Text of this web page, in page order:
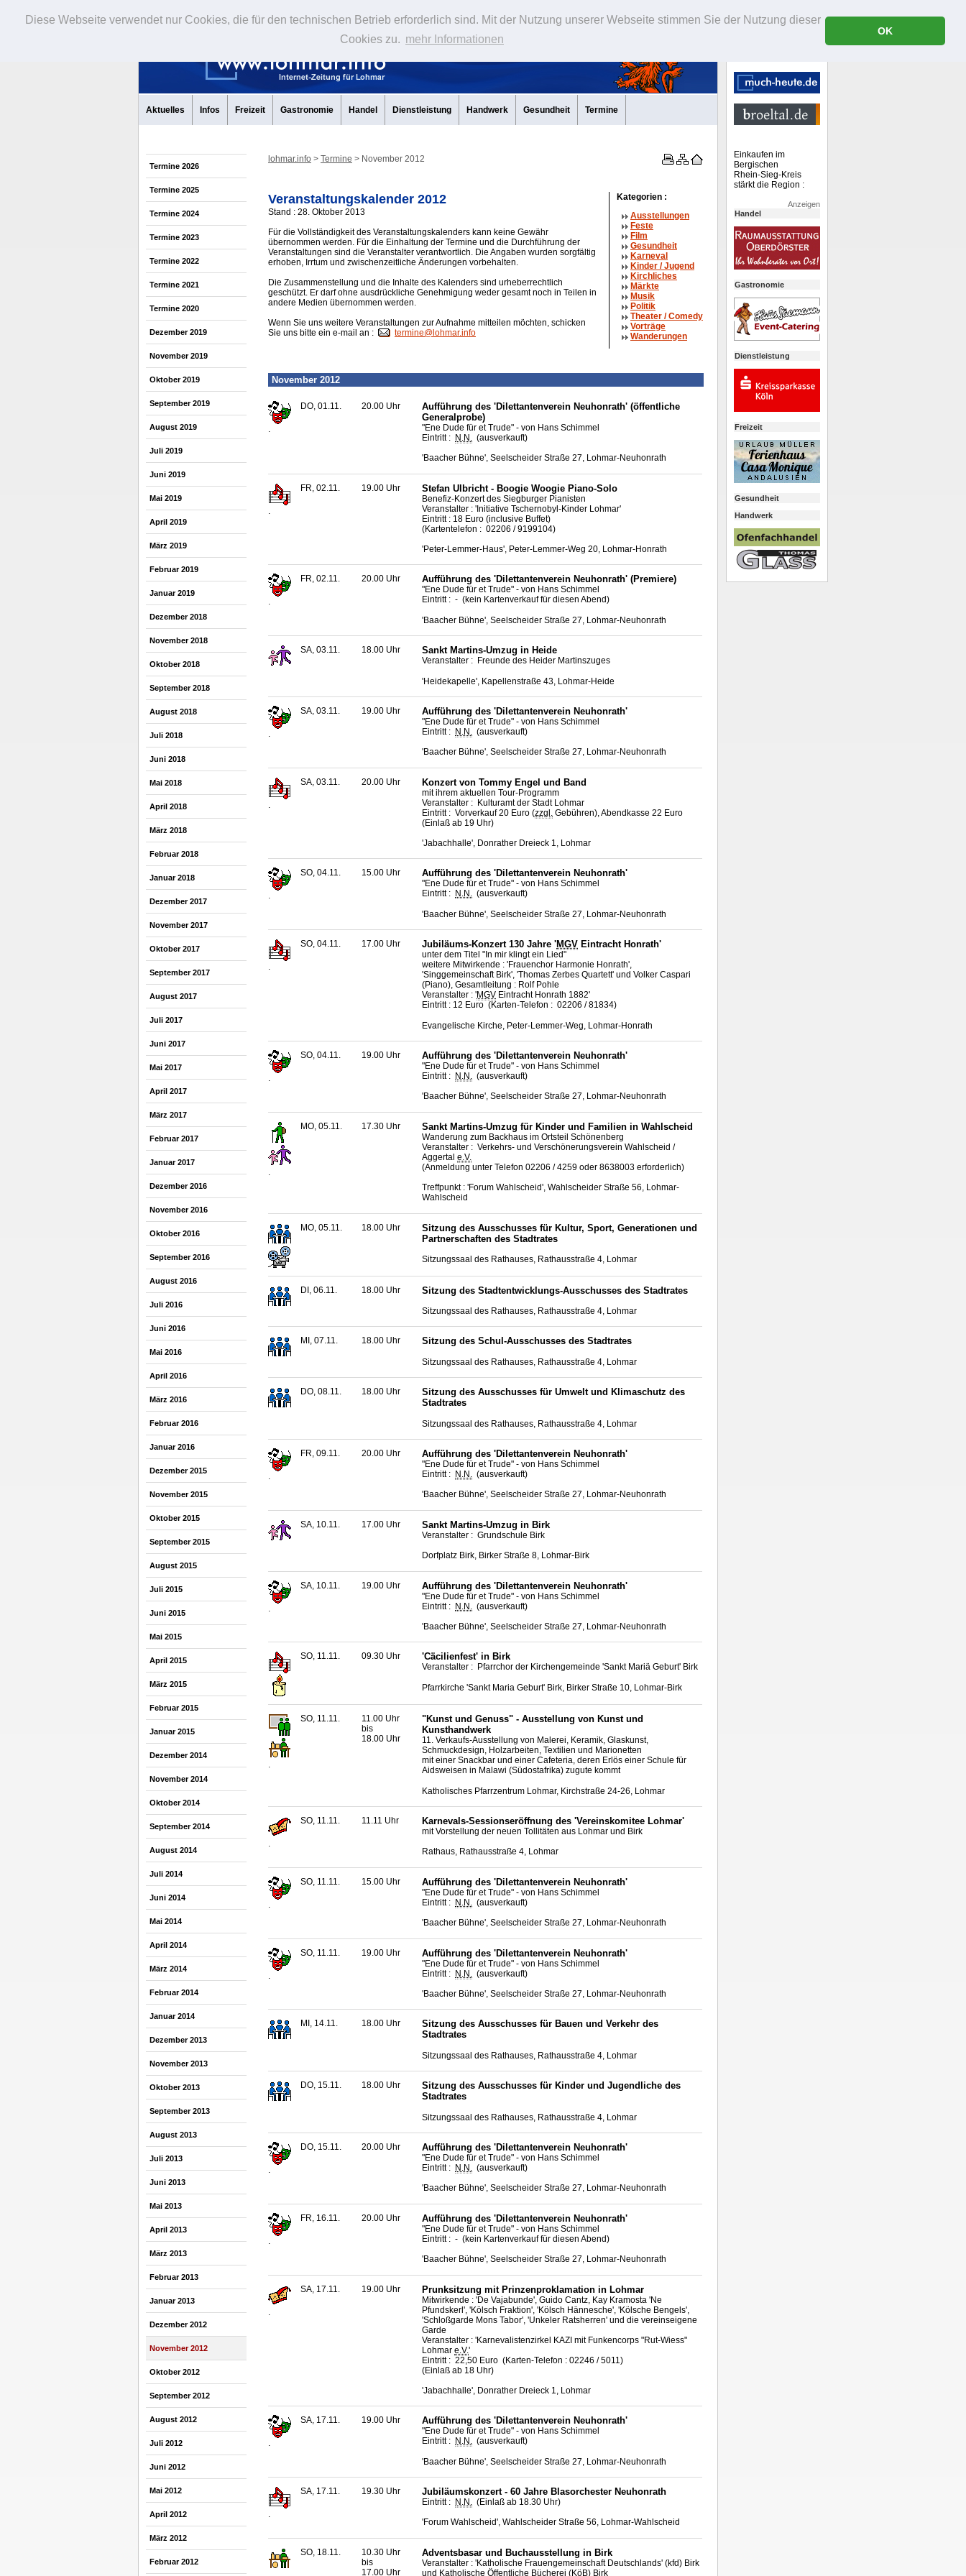
Diese Webseite verwendet nur Cookies, die für den technischen Betrieb erforderlich sind. Mit der Nutzung unserer Webseite stimmen Sie der Nutzung dieser
Cookies zu. mehr Informationen
OK
Aktuelles Infos Freizeit Gastronomie Handel Dienstleistung Handwerk Gesundheit Termine
Termine 2026
Termine 2025
Termine 2024
Termine 2023
Termine 2022
Termine 2021
Termine 2020
Dezember 2019
November 2019
Oktober 2019
September 2019
August 2019
Juli 2019
Juni 2019
Mai 2019
April 2019
März 2019
Februar 2019
Januar 2019
Dezember 2018
November 2018
Oktober 2018
September 2018
August 2018
Juli 2018
Juni 2018
Mai 2018
April 2018
März 2018
Februar 2018
Januar 2018
Dezember 2017
November 2017
Oktober 2017
September 2017
August 2017
Juli 2017
Juni 2017
Mai 2017
April 2017
März 2017
Februar 2017
Januar 2017
Dezember 2016
November 2016
Oktober 2016
September 2016
August 2016
Juli 2016
Juni 2016
Mai 2016
April 2016
März 2016
Februar 2016
Januar 2016
Dezember 2015
November 2015
Oktober 2015
September 2015
August 2015
Juli 2015
Juni 2015
Mai 2015
April 2015
März 2015
Februar 2015
Januar 2015
Dezember 2014
November 2014
Oktober 2014
September 2014
August 2014
Juli 2014
Juni 2014
Mai 2014
April 2014
März 2014
Februar 2014
Januar 2014
Dezember 2013
November 2013
Oktober 2013
September 2013
August 2013
Juli 2013
Juni 2013
Mai 2013
April 2013
März 2013
Februar 2013
Januar 2013
Dezember 2012
November 2012
Oktober 2012
September 2012
August 2012
Juli 2012
Juni 2012
Mai 2012
April 2012
März 2012
Februar 2012
lohmar.info > Termine > November 2012
Veranstaltungskalender 2012
Stand : 28. Oktober 2013
Für die Vollständigkeit des Veranstaltungskalenders kann keine Gewähr
übernommen werden. Für die Einhaltung der Termine und die Durchführung der
Veranstaltungen sind die Veranstalter verantwortlich. Die Angaben wurden sorgfältig
erhoben, Irrtum und zwischenzeitliche Änderungen vorbehalten.
Die Zusammenstellung und die Inhalte des Kalenders sind urheberrechtlich
geschützt. Er darf ohne ausdrückliche Genehmigung weder gesamt noch in Teilen in
andere Medien übernommen werden.
Wenn Sie uns weitere Veranstaltungen zur Aufnahme mitteilen möchten, schicken
Sie uns bitte ein e-mail an :
termine@lohmar.info
Kategorien :
Ausstellungen
Feste
Film
Gesundheit
Karneval
Kinder / Jugend
Kirchliches
Märkte
Musik
Politik
Theater /Comedy
Vorträge
Wanderungen
November 2012
DO, 01.11. 20.00 Uhr
Aufführung des 'Dilettantenverein Neuhonrath' (öffentliche
Generalprobe)
"Ene Dude für et Trude" - von Hans Schimmel
Eintritt : N.N. (ausverkauft)
'Baacher Bühne', Seelscheider Straße 27, Lohmar-Neuhonrath
FR, 02.11. 19.00 Uhr Stefan Ulbricht - Boogie Woogie Piano-Solo
Benefiz-Konzert des Siegburger Pianisten
Veranstalter : 'Initiative Tschernobyl-Kinder Lohmar'
Eintritt : 18 Euro (inclusive Buffet)
(Kartentelefon : 02206 / 9199104)
'Peter-Lemmer-Haus', Peter-Lemmer-Weg 20, Lohmar-Honrath
.
FR, 02.11. 20.00 Uhr Aufführung des 'Dilettantenverein Neuhonrath' (Premiere)
"Ene Dude für et Trude" - von Hans Schimmel
Eintritt : - (kein Kartenverkauf für diesen Abend)
'Baacher Bühne', Seelscheider Straße 27, Lohmar-Neuhonrath
SA, 03.11. 18.00 Uhr Sankt Martins-Umzug in Heide
Veranstalter : Freunde des Heider Martinszuges
'Heidekapelle', Kapellenstraße 43, Lohmar-Heide
.
SA, 03.11. 19.00 Uhr Aufführung des 'Dilettantenverein Neuhonrath'
"Ene Dude für et Trude" - von Hans Schimmel
Eintritt : N.N. (ausverkauft)
'Baacher Bühne', Seelscheider Straße 27, Lohmar-Neuhonrath
SA, 03.11. 20.00 Uhr Konzert von Tommy Engel und Band
mit ihrem aktuellen Tour-Programm
Veranstalter : Kulturamt der Stadt Lohmar
Eintritt : Vorverkauf 20 Euro (zzgl. Gebühren), Abendkasse 22 Euro
(Einlaß ab 19 Uhr)
'Jabachhalle', Donrather Dreieck 1, Lohmar
.
SO, 04.11. 15.00 Uhr Aufführung des 'Dilettantenverein Neuhonrath'
"Ene Dude für et Trude" - von Hans Schimmel
Eintritt : N.N. (ausverkauft)
'Baacher Bühne', Seelscheider Straße 27, Lohmar-Neuhonrath
.
SO, 04.11. 17.00 Uhr Jubiläums-Konzert 130 Jahre 'MGV Eintracht Honrath'
unter dem Titel "In mir klingt ein Lied"
weitere Mitwirkende : 'Frauenchor Harmonie Honrath',
'Singgemeinschaft Birk', 'Thomas Zerbes Quartett' und Volker Caspari
(Piano), Gesamtleitung : Rolf Pohle
Veranstalter : 'MGV Eintracht Honrath 1882'
Eintritt : 12 Euro (Karten-Telefon : 02206 / 81834)
Evangelische Kirche, Peter-Lemmer-Weg, Lohmar-Honrath
.
SO, 04.11. 19.00 Uhr Aufführung des 'Dilettantenverein Neuhonrath'
"Ene Dude für et Trude" - von Hans Schimmel
Eintritt : N.N. (ausverkauft)
'Baacher Bühne', Seelscheider Straße 27, Lohmar-Neuhonrath
.
MO, 05.11. 17.30 Uhr Sankt Martins-Umzug für Kinder und Familien in Wahlscheid
Wanderung zum Backhaus im Ortsteil Schönenberg
Veranstalter : Verkehrs- und Verschönerungsverein Wahlscheid /
Aggertal e.V.
(Anmeldung unter Telefon 02206 / 4259 oder 8638003 erforderlich)
Treffpunkt : 'Forum Wahlscheid', Wahlscheider Straße 56, Lohmar-
Wahlscheid
MO, 05.11. 18.00 Uhr
Sitzung des Ausschusses für Kultur, Sport, Generationen und
Partnerschaften des Stadtrates
Sitzungssaal des Rathauses, Rathausstraße 4, Lohmar
DI, 06.11. 18.00 Uhr Sitzung des Stadtentwicklungs-Ausschusses des Stadtrates
Sitzungssaal des Rathauses, Rathausstraße 4, Lohmar
MI, 07.11. 18.00 Uhr Sitzung des Schul-Ausschusses des Stadtrates
Sitzungssaal des Rathauses, Rathausstraße 4, Lohmar
DO, 08.11. 18.00 Uhr
Sitzung des Ausschusses für Umwelt und Klimaschutz des
Stadtrates
Sitzungssaal des Rathauses, Rathausstraße 4, Lohmar
.
FR, 09.11. 20.00 Uhr Aufführung des 'Dilettantenverein Neuhonrath'
"Ene Dude für et Trude" - von Hans Schimmel
Eintritt : N.N. (ausverkauft)
'Baacher Bühne', Seelscheider Straße 27, Lohmar-Neuhonrath
SA, 10.11. 17.00 Uhr Sankt Martins-Umzug in Birk
Veranstalter : Grundschule Birk
Dorfplatz Birk, Birker Straße 8, Lohmar-Birk
SA, 10.11. 19.00 Uhr Aufführung des 'Dilettantenverein Neuhonrath'
"Ene Dude für et Trude" - von Hans Schimmel
Eintritt : N.N. (ausverkauft)
'Baacher Bühne', Seelscheider Straße 27, Lohmar-Neuhonrath
SO, 11.11. 09.30 Uhr 'Cäcilienfest' in Birk
Veranstalter : Pfarrchor der Kirchengemeinde 'Sankt Mariä Geburt' Birk
Pfarrkirche 'Sankt Maria Geburt' Birk, Birker Straße 10, Lohmar-Birk
.
SO, 11.11.
11.00 Uhr
bis
18.00 Uhr
"Kunst und Genuss" - Ausstellung von Kunst und
Kunsthandwerk
11. Verkaufs-Ausstellung von Malerei, Keramik, Glaskunst,
Schmuckdesign, Holzarbeiten, Textilien und Marionetten
mit einer Snackbar und einer Cafeteria, deren Erlös einer Schule für
Aidsweisen in Malawi (Südostafrika) zugute kommt
Katholisches Pfarrzentrum Lohmar, Kirchstraße 24-26, Lohmar
.
SO, 11.11. 11.11 Uhr Karnevals-Sessionseröffnung des 'Vereinskomitee Lohmar'
mit Vorstellung der neuen Tollitäten aus Lohmar und Birk
Rathaus, Rathausstraße 4, Lohmar
.
SO, 11.11. 15.00 Uhr Aufführung des 'Dilettantenverein Neuhonrath'
"Ene Dude für et Trude" - von Hans Schimmel
Eintritt : N.N. (ausverkauft)
'Baacher Bühne', Seelscheider Straße 27, Lohmar-Neuhonrath
SO, 11.11. 19.00 Uhr Aufführung des 'Dilettantenverein Neuhonrath'
"Ene Dude für et Trude" - von Hans Schimmel
Eintritt : N.N. (ausverkauft)
'Baacher Bühne', Seelscheider Straße 27, Lohmar-Neuhonrath
MI, 14.11. 18.00 Uhr
Sitzung des Ausschusses für Bauen und Verkehr des
Stadtrates
Sitzungssaal des Rathauses, Rathausstraße 4, Lohmar
DO, 15.11. 18.00 Uhr
Sitzung des Ausschusses für Kinder und Jugendliche des
Stadtrates
Sitzungssaal des Rathauses, Rathausstraße 4, Lohmar
.
DO, 15.11. 20.00 Uhr Aufführung des 'Dilettantenverein Neuhonrath'
"Ene Dude für et Trude" - von Hans Schimmel
Eintritt : N.N. (ausverkauft)
'Baacher Bühne', Seelscheider Straße 27, Lohmar-Neuhonrath
FR, 16.11. 20.00 Uhr Aufführung des 'Dilettantenverein Neuhonrath'
"Ene Dude für et Trude" - von Hans Schimmel
Eintritt : - (kein Kartenverkauf für diesen Abend)
'Baacher Bühne', Seelscheider Straße 27, Lohmar-Neuhonrath
SA, 17.11. 19.00 Uhr Prunksitzung mit Prinzenproklamation in Lohmar
Mitwirkende : 'De Vajabunde', Guido Cantz, Kay Kramosta 'Ne
Pfundskerl', 'Kölsch Fraktion', 'Kölsch Hännesche', 'Kölsche Bengels',
'Schloßgarde Mons Tabor', 'Unkeler Ratsherren' und die vereinseigene
Garde
Veranstalter : 'Karnevalistenzirkel KAZI mit Funkencorps "Rut-Wiess"
Lohmar e.V.'
Eintritt : 22,50 Euro (Karten-Telefon : 02246 / 5011)
(Einlaß ab 18 Uhr)
'Jabachhalle', Donrather Dreieck 1, Lohmar
.
SA, 17.11. 19.00 Uhr Aufführung des 'Dilettantenverein Neuhonrath'
"Ene Dude für et Trude" - von Hans Schimmel
Eintritt : N.N. (ausverkauft)
'Baacher Bühne', Seelscheider Straße 27, Lohmar-Neuhonrath
.
SA, 17.11. 19.30 Uhr Jubiläumskonzert - 60 Jahre Blasorchester Neuhonrath
Eintritt : N.N. (Einlaß ab 18.30 Uhr)
'Forum Wahlscheid', Wahlscheider Straße 56, Lohmar-Wahlscheid
SO, 18.11.
10.30 Uhr
bis
17.00 Uhr
Adventsbasar und Buchausstellung in Birk
Veranstalter : 'Katholische Frauengemeinschaft Deutschlands' (kfd) Birk
und Katholische Öffentliche Bücherei (KöB) Birk
Einkaufen im
Bergischen
Rhein-Sieg-Kreis
stärkt die Region :
Anzeigen
Handel
Gastronomie
Dienstleistung
Freizeit
Gesundheit
Handwerk